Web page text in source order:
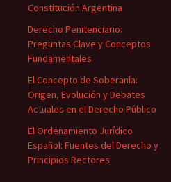
Constitución Argentina
Derecho Penitenciario:
Preguntas Clave y Conceptos
Fundamentales
El Concepto de Soberanía:
Origen, Evolución y Debates
Actuales en el Derecho Público
El Ordenamiento Jurídico
Español: Fuentes del Derecho y
Principios Rectores